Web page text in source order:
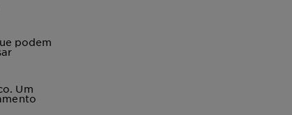
podem
Um